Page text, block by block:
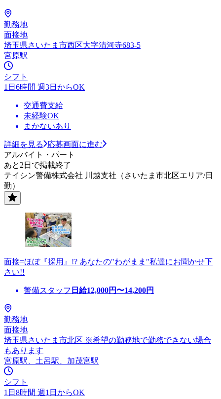
勤務地
面接地
埼玉県さいたま市西区大字清河寺683-5
宮原駅
シフト
1日6時間 週3日からOK
交通費支給
未経験OK
まかないあり
詳細を見る
応募画面に進む
アルバイト・パート
あと2日で掲載終了
テイシン警備株式会社 川越支社（さいたま市北区エリア/日
勤）
面接=ほぼ『採用』!? あなたの"わがまま"私達にお聞かせ下
さい!!
警備スタッフ 日給12,000円〜14,200円
勤務地
面接地
埼玉県さいたま市北区 ※希望の勤務地で勤務できない場合
もあります
宮原駅、土呂駅、加茂宮駅
シフト
1日8時間 週1日からOK